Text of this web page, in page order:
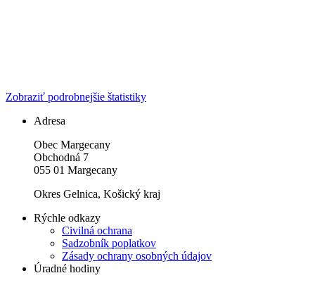
Zobraziť podrobnejšie štatistiky
Adresa
Obec Margecany
Obchodná 7
055 01 Margecany
Okres Gelnica, Košický kraj
Rýchle odkazy
Civilná ochrana
Sadzobník poplatkov
Zásady ochrany osobných údajov
Úradné hodiny